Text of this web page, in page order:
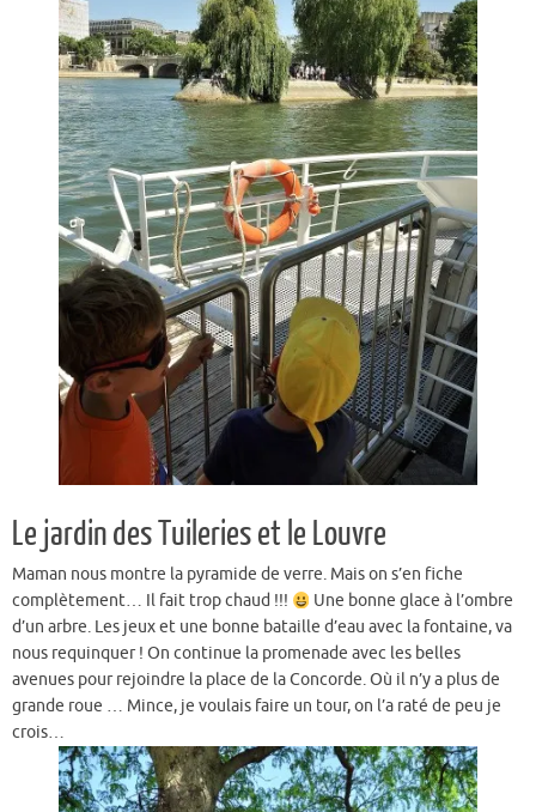
Le jardin des Tuileries et le Louvre
Maman nous montre la pyramide de verre. Mais on s’en fiche
complètement… Il fait trop chaud !!!
Une bonne glace à l’ombre
d’un arbre. Les jeux et une bonne bataille d’eau avec la fontaine, va
nous requinquer ! On continue la promenade avec les belles
avenues pour rejoindre la place de la Concorde. Où il n’y a plus de
grande roue … Mince, je voulais faire un tour, on l’a raté de peu je
crois…